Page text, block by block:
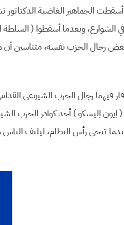
أسقطت الجماهیر الغاضبة
وبعدما أسقطوا ( السلطة
وبعض رجال الحزب نفسه، متناسین
فاز فیهما رجال الحزب الشیوعي
إلیسكو ) أحد كوادر الحزب
بالضبط بعد ٢٥ ینایر عندما تنحى رأس النظام،